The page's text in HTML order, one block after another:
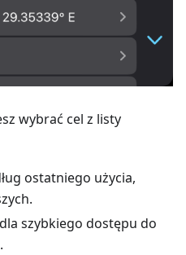
wybrać cel z listy
ostatniego użycia,
szybkiego dostępu do